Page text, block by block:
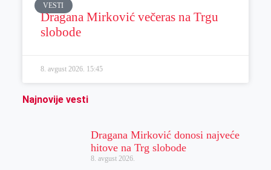
VESTI
Dragana Mirković večeras na Trgu
slobode
8. avgust 2026. 15:45
Najnovije vesti
Dragana Mirković donosi najveće
hitove na Trg slobode
8. avgust 2026.